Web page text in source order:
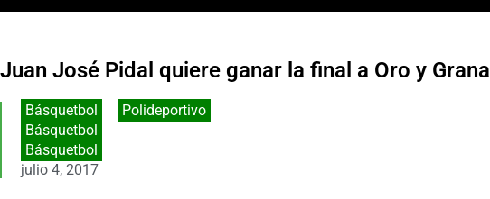
Juan José Pidal quiere ganar la final a Oro y Grana
Básquetbol
Polideportivo
Básquetbol
Básquetbol
julio 4, 2017